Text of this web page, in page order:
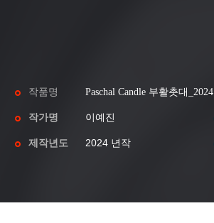
작품명 Paschal Candle 부활촛대_2024
작가명 이예진
제작년도 2024 년작